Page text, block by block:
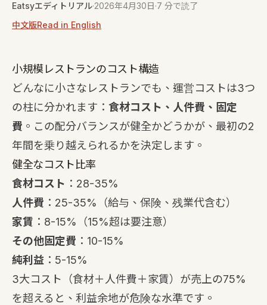
Eatsyエディトリアル·2026年4月30日·7 分で読了
中文版Read in English
小規模レストランのコスト構造
どんなに小さなレストランでも、運営コストは3つ
の柱に分かれます： 食材コスト、人件費、固定
費 。この配分バランスが健全かどうかが、最初の2
年間を乗り越えられるかを決定します。
健全なコスト比率
食材コスト ：28-35%
人件費 ：25-35%（給与、保険、残業代含む）
家賃 ：8-15%（15%超は要注意）
その他固定費 ：10-15%
純利益 ：5-15%
3大コスト（食材＋人件費＋家賃）が売上の75%
を超えると、利益余地が危険な水準です。